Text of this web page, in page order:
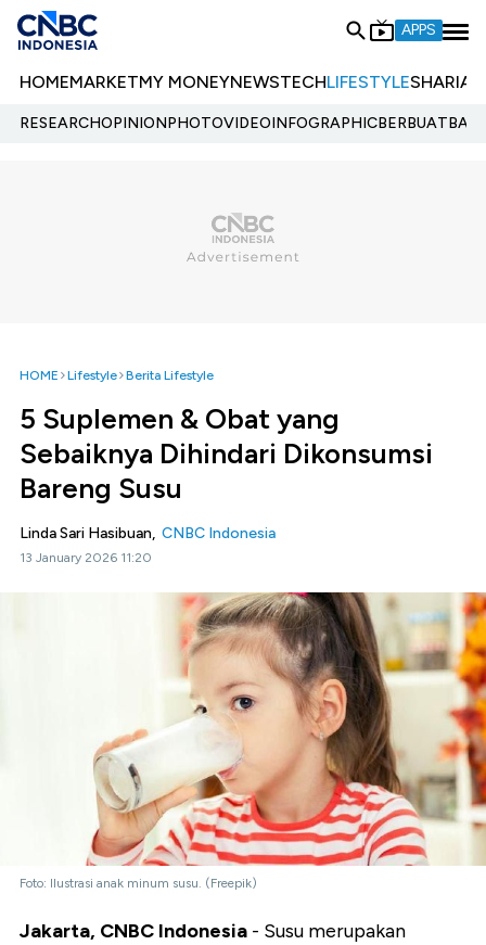
APPS
HOMEMARKETMY MONEYNEWSTECHLIFESTYLESHARIA
RESEARCHOPINIONPHOTOVIDEOINFOGRAPHIC
HOME Lifestyle Berita Lifestyle
5 Suplemen & Obat yang
Sebaiknya Dihindari Dikonsumsi
Bareng Susu
Linda Sari Hasibuan, CNBC Indonesia
13 January 2026 11:20
Foto: Ilustrasi anak minum susu. (Freepik)
Jakarta, CNBC Indonesia - Susu merupakan